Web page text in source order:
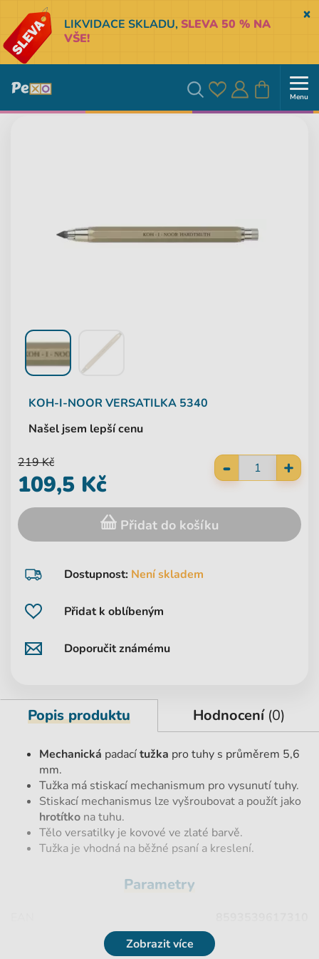
LIKVIDACE SKLADU,SLEVA 50 % NA
VŠE!
Vyhledávání
OblíbenéPřihlásit
Košík Menu
KOH-I-NOOR VERSATILKA 5340
Našel jsem lepší cenu
Přidat k oblíbeným
Doporučit známému
Dostupnost: Není skladem
- +
219 Kč
109,5 Kč
Přidat do košíku
Popis produktu Hodnocení (0)
Mechanická padacítužka pro tuhy s průměrem 5,6
mm.
Tužka má stiskací mechanismum pro vysunutí tuhy.
Stiskací mechanismus lze vyšroubovat a použít jako
hrotítko na tuhu.
Tělo versatilky je kovové ve zlaté barvě.
Tužka je vhodná na běžné psaní a kreslení.
Parametry
Zobrazit více